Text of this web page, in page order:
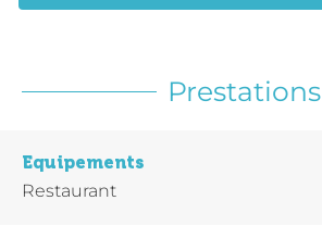
Prestations
Equipements
Restaurant